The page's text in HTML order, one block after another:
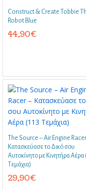
Construct & Create Tobbie
Robot Blue
44,90€
The Source – Air Engine
Κατασκεύασε το Δικό σου
Αυτοκίνητο με Κινητήρα Αέρα
Τεμάχια)
29,90€